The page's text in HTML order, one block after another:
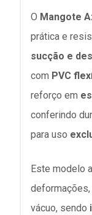
O Mangote
prática e
sucção e
com PVC
reforço em
conferindo
para uso
Este modelo
vácuo, sendo